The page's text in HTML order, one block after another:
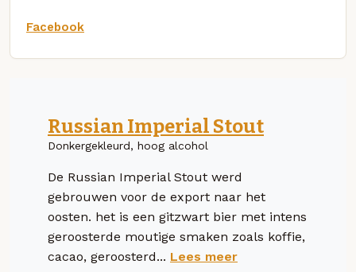
Facebook
Russian Imperial Stout
Donkergekleurd, hoog alcohol
De Russian Imperial Stout werd
gebrouwen voor de export naar het
oosten. het is een gitzwart bier met intens
geroosterde moutige smaken zoals koffie,
cacao, geroosterd... Lees meer